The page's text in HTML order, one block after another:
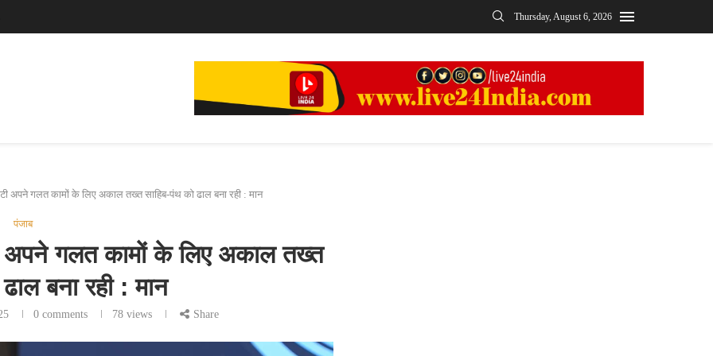
Thursday, August 6, 2026
अपने गलत कामों के लिए अकाल तख्त साहिब-पंथ को ढाल बना रही : मान
पंजाब
अपने गलत कामों के लिए अकाल तख्त
बना रही : मान
0 comments 78views Share